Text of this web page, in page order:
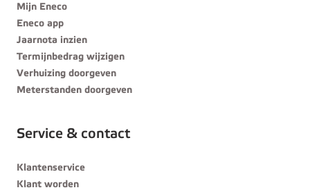
Mijn Eneco
Eneco app
Jaarnota inzien
Termijnbedrag wijzigen
Verhuizing doorgeven
Meterstanden doorgeven
Service & contact
Klantenservice
Klant worden